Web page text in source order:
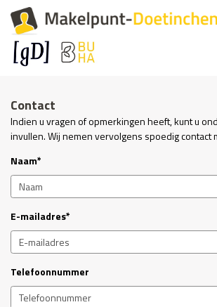
Contact
Indien u vragen of opmerkingen heeft, kunt u
invullen. Wij nemen vervolgens spoedig contact
Naam*
E-mailadres*
Telefoonnummer